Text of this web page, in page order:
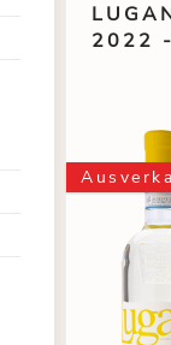
2022